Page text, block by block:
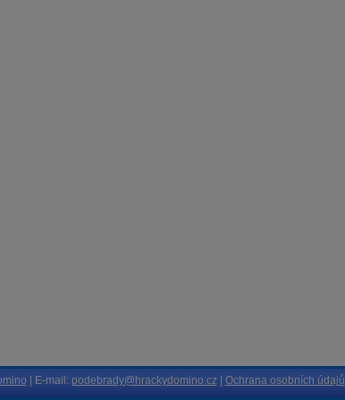
| E-mail: podebrady@hrackydomino.cz| Ochrana osobních údajů